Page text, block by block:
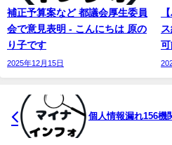
補正予算案など 都議会厚生委員
会で意見表明 - こんにちは 原の
り子です
2025年12月15日
個人情報漏れ156機